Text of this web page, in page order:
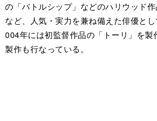
の「バトルシップ」などのハリウッド
など、人気・実力を兼ね備えた俳優と
004年には初監督作品の「トーリ」を製
製作も行なっている。